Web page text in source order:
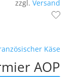
zzgl.Versand
AOP